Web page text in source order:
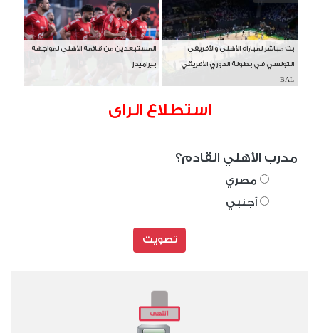
بث مباشر لمباراة الأهلي والأفريقي
التونسي في بطولة الدوري الأفريقي
BAL
المستبعدين من قائمة الأهلي لمواجهة
بيراميدز
استطلاع الراى
مدرب الأهلي القادم؟
مصري
أجنبي
تصويت